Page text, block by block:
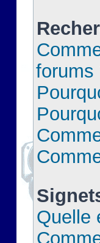
forums
Quelle